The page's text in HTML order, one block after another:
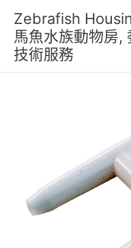
Zebrafish
馬魚水族動物房,
技術服務